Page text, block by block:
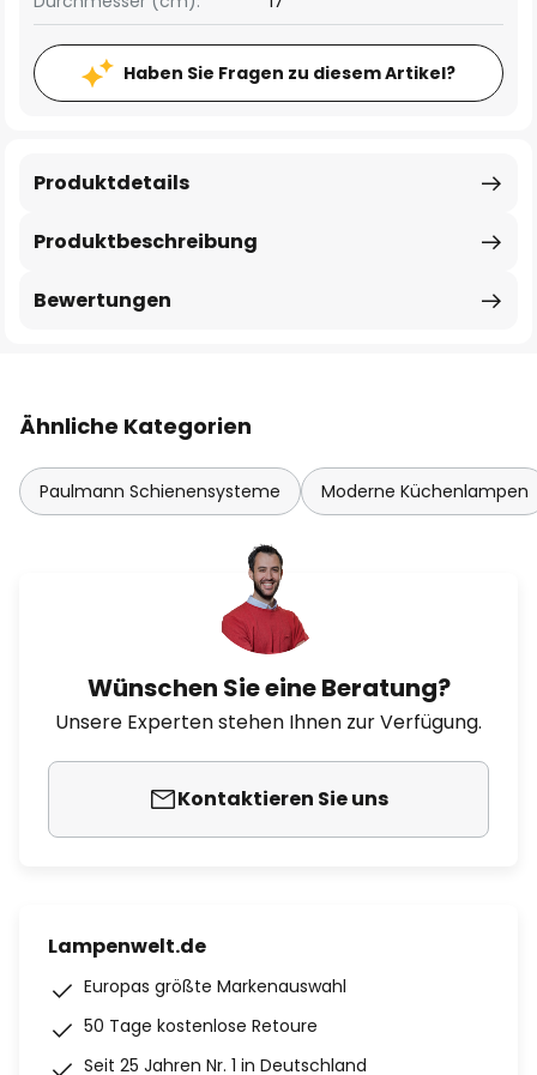
Haben Sie Fragen zu diesem Artikel?
Produktbeschreibung
Produktdetails
Bewertungen
Ähnliche Kategorien
Paulmann Schienensysteme Moderne Küchenlampen
Wünschen Sie eine Beratung?
Unsere Experten stehen Ihnen zur Verfügung.
Kontaktieren Sie uns
Lampenwelt.de
Europas größte Markenauswahl
50 Tage kostenlose Retoure
Seit 25 Jahren Nr. 1 in Deutschland